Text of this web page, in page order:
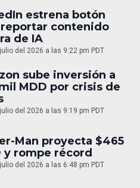
estrena botón
reportar contenido
de IA
del 2026 a las 9:22 pm PDT
sube inversión a
MDD por crisis de
del 2026 a las 9:19 pm PDT
Man proyecta $465
y rompe récord
del 2026 a las 6:48 pm PDT